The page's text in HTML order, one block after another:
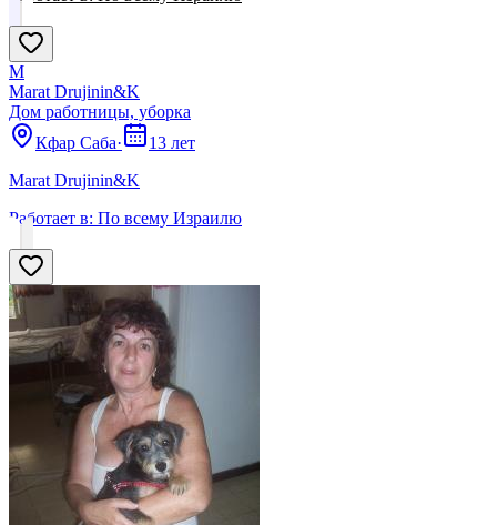
M
Marat Drujinin&K
Дом работницы, уборка
Кфар Саба·
13 лет
Marat Drujinin&K
Работает в: По всему Израилю